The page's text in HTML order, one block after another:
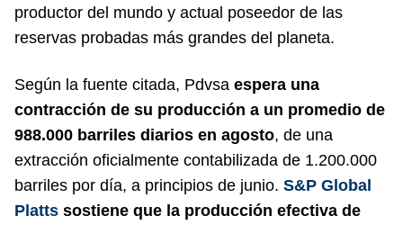
productor del mundo y actual poseedor de las
reservas probadas más grandes del planeta.
Según la fuente citada, Pdvsa espera una
contracción de su producción a un promedio de
988.000 barriles diarios en agosto, de una
extracción oficialmente contabilizada de 1.200.000
barriles por día, a principios de junio. S&P Global
Platts sostiene que la producción efectiva de